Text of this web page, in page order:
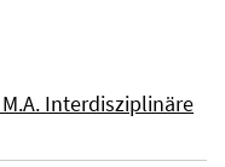
Interdisziplinäre